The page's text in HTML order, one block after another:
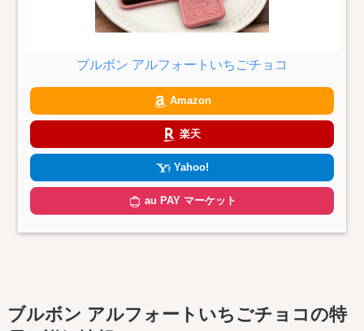
ブルボン アルフォートいちごチョコ
Amazon
楽天
Yahoo!
au PAY マーケット
ブルボン アルフォートいちごチョコの特